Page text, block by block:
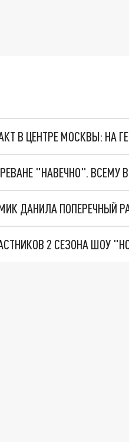
В ЦЕНТРЕ МОСКВЫ: НА
"НАВЕЧНО". ВСЕМУ
2 СЕЗОНА ШОУ